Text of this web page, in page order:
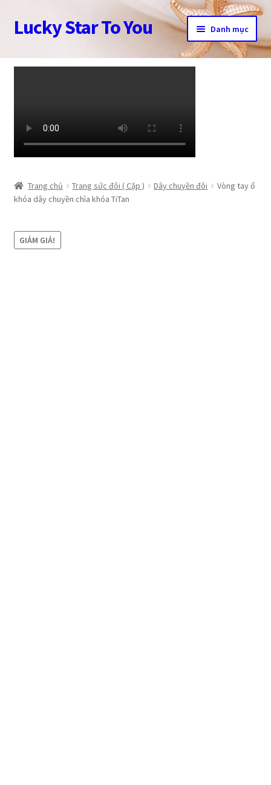
Đi
đến
hướng
Chuyển
đến
dung
Lucky Star To You Danh mục
Trang chủ
Cửa hàng
Tài khoản
Trang chủ Trang sức đôi ( Cặp ) Dây chuyền đôi
Vòng tay ổ
khóa dây chuyền chìa khóa TiTan
GIẢM GIÁ!